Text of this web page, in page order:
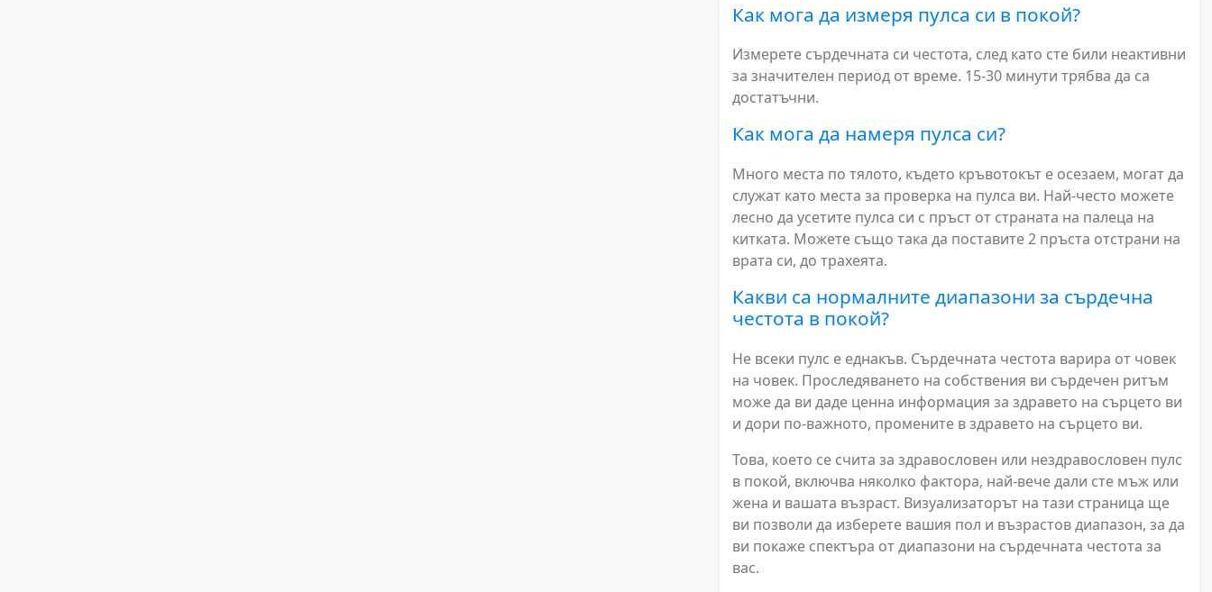
Как мога да измеря пулса си в покой?
Измерете сърдечната си честота, след като сте били неактивни
за значителен период от време. 15-30 минути трябва да са
достатъчни.
Как мога да намеря пулса си?
Много места по тялото, където кръвотокът е осезаем, могат да
служат като места за проверка на пулса ви. Най-често можете
лесно да усетите пулса си с пръст от страната на палеца на
китката. Можете също така да поставите 2 пръста отстрани на
врата си, до трахеята.
Какви са нормалните диапазони за сърдечна
честота в покой?
Не всеки пулс е еднакъв. Сърдечната честота варира от човек
на човек. Проследяването на собствения ви сърдечен ритъм
може да ви даде ценна информация за здравето на сърцето ви
и дори по-важното, промените в здравето на сърцето ви.
Това, което се счита за здравословен или нездравословен пулс
в покой, включва няколко фактора, най-вече дали сте мъж или
жена и вашата възраст. Визуализаторът на тази страница ще
ви позволи да изберете вашия пол и възрастов диапазон, за да
ви покаже спектъра от диапазони на сърдечната честота за
вас.